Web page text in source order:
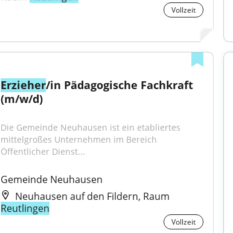
Vollzeit
Erzieher/in Pädagogische Fachkraft
(m/w/d)
Die Gemeinde Neuhausen ist ein etabliertes
mittelgroßes Unternehmen im Bereich
Öffentlicher Dienst...
Gemeinde Neuhausen
Neuhausen auf den Fildern, Raum
Reutlingen
Vollzeit